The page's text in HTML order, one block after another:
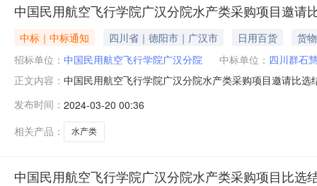
中国民用航空飞行学院广汉分院水产类采购项目邀请
中标｜中标通知 四川省｜德阳市｜广汉市 日用百货
货物
招标单位： 中国民用航空飞行学院广汉分院 中标单位： 四川群石
正文内容： 中国民用航空飞行学院广汉分院水产类采购项目邀请比
国民用航空飞行学院广汉分院纪检监察室书面投诉。投
发布时间： 2024-03-20 00:36
相关产品：
水产类
中国民用航空飞行学院广汉分院水产类采购项目比选